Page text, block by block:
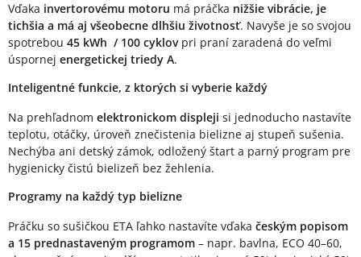
Vďaka invertorovému motoru má práčka nižšie vibrácie, je
tichšia a má aj všeobecne dlhšiu životnosť. Navyše je so svojou
spotrebou 45 kWh / 100 cyklovpri praní zaradená do veľmi
úspornej energetickej triedy A.
Inteligentné funkcie, z ktorých si vyberie každý
Na prehľadnom elektronickom displeji si jednoducho nastavíte
teplotu, otáčky, úroveň znečistenia bielizne aj stupeň sušenia.
Nechýba ani detský zámok, odložený štart a parný program pre
hygienicky čistú bielizeň bez žehlenia.
Programy na každý typ bielizne
Práčku so sušičkou ETA ľahko nastavíte vďaka českým popisom
a 15 prednastaveným programom – napr. bavlna, ECO 40–60,